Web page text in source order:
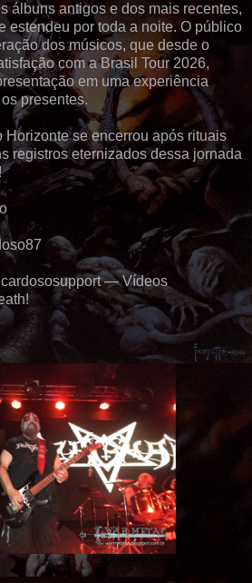
álbuns antigos e dos mais recentes,
estendeu por toda a noite. O público
dos músicos, que desde o
com a Brasil Tour 2026,
em uma experiência
presentes.
Horizonte se encerrou após rituais
registros eternizados dessa jornada
— Vídeos